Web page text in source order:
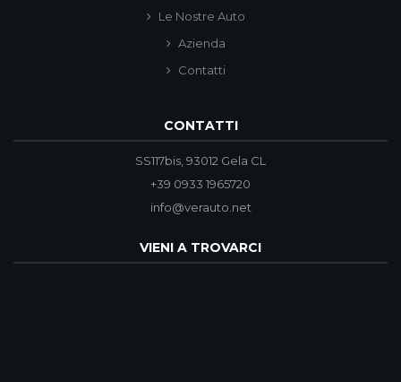
Le Nostre Auto
Azienda
Contatti
CONTATTI
SS117bis, 93012 Gela CL
+39 0933 1965720
info@verauto.net
VIENI A TROVARCI